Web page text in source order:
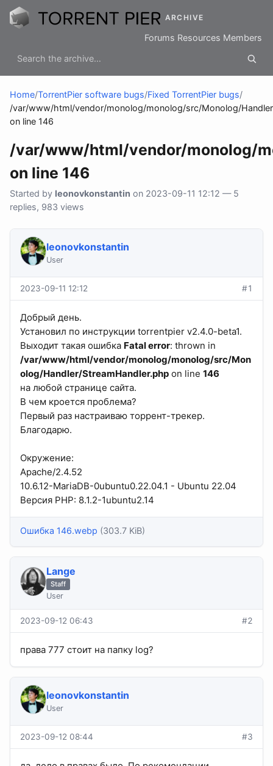
ARCHIVE
Forums Resources Members
Home/TorrentPier software bugs/Fixed TorrentPier bugs/
/var/www/html/vendor/monolog/monolog/src/Monolog/
on line 146
/var/www/html/vendor/monolog/
on line 146
Started by leonovkonstantin on 2023-09-11 12:12 — 5
replies, 983 views
leonovkonstantin
User
2023-09-11 12:12 #1
Добрый день.
Установил по инструкции torrentpier v2.4.0-beta1.
Выходит такая ошибка Fatal error: thrown in
/var/www/html/vendor/monolog/monolog/src/Mon
olog/Handler/StreamHandler.php on line 146
на любой странице сайта.
В чем кроется проблема?
Первый раз настраиваю торрент-трекер.
Благодарю.
Окружение:
Apache/2.4.52
10.6.12-MariaDB-0ubuntu0.22.04.1 - Ubuntu 22.04
Версия PHP: 8.1.2-1ubuntu2.14
Ошибка 146.webp (303.7 KiB)
Lange
Staff
User
2023-09-12 06:43 #2
права 777 стоит на папку log?
leonovkonstantin
User
2023-09-12 08:44 #3